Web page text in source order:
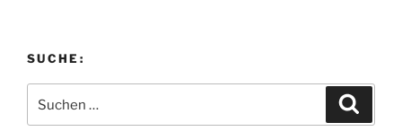
Klassiker
Feuerwehr“
SUCHE:
nach: